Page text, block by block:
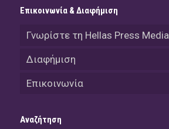
Επικοινωνία & Διαφήμιση
Γνωρίστε τη Hellas Press Media
Διαφήμιση
Επικοινωνία
Αναζήτηση